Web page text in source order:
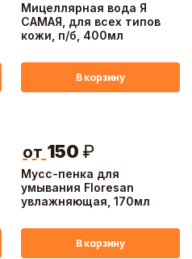
Мицеллярная вода Я
САМАЯ, для всех типов
кожи, п/б, 400мл
В корзину
Мусс-пенка для
умывания Floresan
увлажняющая, 170мл
от 150 ₽
В корзину